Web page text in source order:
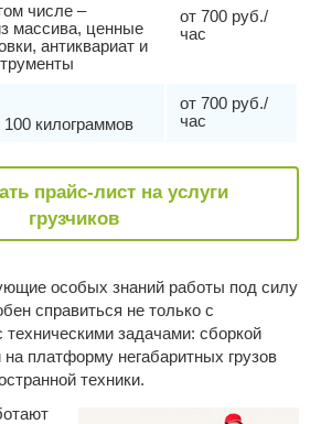
числе –
массива, ценные
антиквариат и
от 700 руб./
час
килограммов
от 700 руб./
час
прайс-лист на услуги
грузчиков
особых знаний работы под силу
справиться не только с
задачами: сборкой
платформу негабаритных грузов
техники.